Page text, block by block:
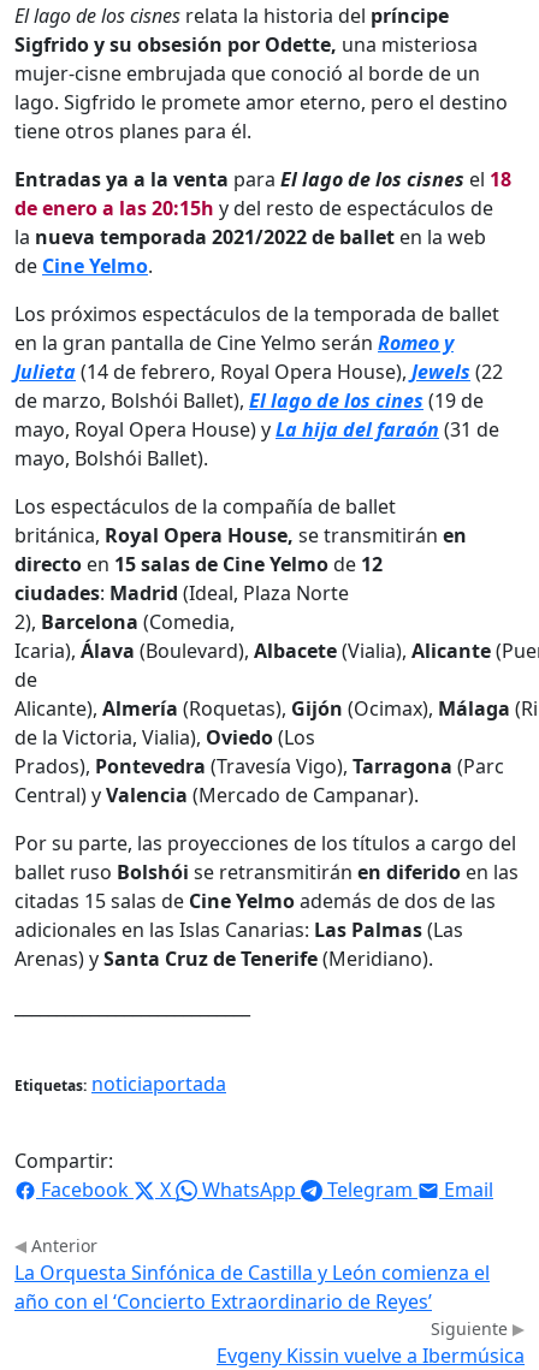
El lago de los cisnes relata la historia del príncipe
Sigfrido y su obsesión por Odette, una misteriosa
mujer-cisne embrujada que conoció al borde de un
lago. Sigfrido le promete amor eterno, pero el destino
tiene otros planes para él.
Entradas ya a la venta para El lago de los cisnes el 18
de enero a las 20:15h y del resto de espectáculos de
la nueva temporada 2021/2022 de ballet en la web
de Cine Yelmo.
Los próximos espectáculos de la temporada de ballet
en la gran pantalla de Cine Yelmo serán Romeo y
Julieta(14 de febrero, Royal Opera House), Jewels (22
de marzo, Bolshói Ballet), El lago de los cines (19 de
mayo, Royal Opera House) yLa hija del faraón (31 de
mayo, Bolshói Ballet).
Los espectáculos de la compañía de ballet
británica, Royal Opera House, se transmitirán en
directo en 15 salas de Cine Yelmode 12
ciudades: Madrid (Ideal, Plaza Norte
2), Barcelona (Comedia,
Icaria), Álava (Boulevard), Albacete(Vialia), Alicante
de
Alicante), Almería (Roquetas), Gijón (Ocimax), Málaga
de la Victoria, Vialia), Oviedo(Los
Prados), Pontevedra (Travesía Vigo), Tarragona (Parc
Central) yValencia (Mercado de Campanar).
Por su parte, las proyecciones de los títulos a cargo del
ballet ruso Bolshói se retransmitirán en diferido en las
citadas 15 salas de Cine Yelmoademás de dos de las
adicionales en las Islas Canarias: Las Palmas(Las
Arenas) ySanta Cruz de Tenerife(Meridiano).
Etiquetas: noticiaportada
Compartir:
Facebook
X WhatsApp Telegram Email
Anterior
La Orquesta Sinfónica de Castilla y León comienza el
año con el ‘Concierto Extraordinario de Reyes’
Siguiente
Evgeny Kissin vuelve a Ibermúsica